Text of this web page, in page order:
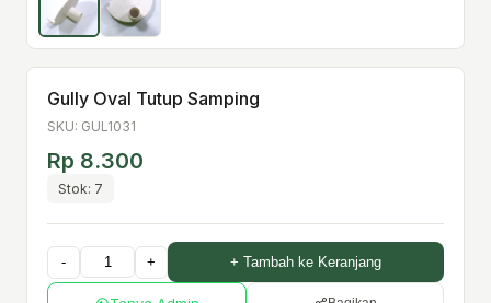
Gully Oval Tutup Samping
SKU: GUL1031
Rp 8.300
Stok: 7
- + + Tambah ke Keranjang